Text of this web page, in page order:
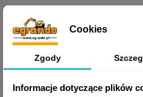
DIN 51 515 cz. 1 i 2;
TLV 9013 04,Siemens
HTGD 90-117; MAN
D0000 E99; Cincinnati
55, Turbo T-46, P-54,
Cookies
Zgody
Informacje dotyczące plików